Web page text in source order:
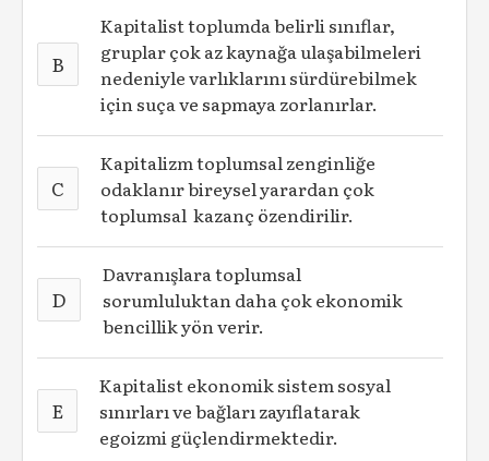
B
Kapitalist toplumda belirli sınıflar,
gruplar çok az kaynağa ulaşabilmeleri
nedeniyle varlıklarını sürdürebilmek
için suça ve sapmaya zorlanırlar.
C
Kapitalizm toplumsal zenginliğe
odaklanır bireysel yarardan çok
toplumsal kazanç özendirilir.
D
Davranışlara toplumsal
sorumluluktan daha çok ekonomik
bencillik yön verir.
E
Kapitalist ekonomik sistem sosyal
sınırları ve bağları zayıflatarak
egoizmi güçlendirmektedir.